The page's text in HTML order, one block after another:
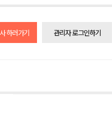
하러가기 관리자 로그인하기